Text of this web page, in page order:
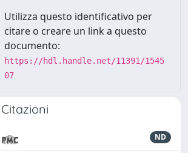
Utilizza questo identificativo per
citare o creare un link a questo
documento:
https://hdl.handle.net/11391/1545
07
Citazioni
ND